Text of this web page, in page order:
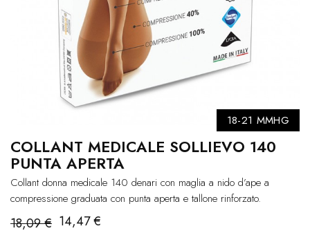
18-21 MMHG
COLLANT MEDICALE SOLLIEVO 140
PUNTA APERTA
Collant donna medicale 140 denari con maglia a nido d’ape a
compressione graduata con punta aperta e tallone rinforzato.
18,09 € 14,47 €